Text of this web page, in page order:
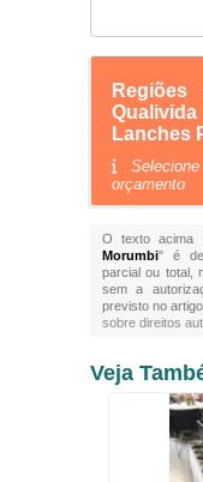
Lanches
orçamento
O texto acima
Morumbi" é de
parcial ou total,
sem a
previsto no
sobre direitos
Veja